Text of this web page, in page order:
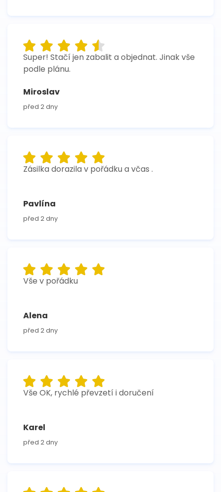
Super! Stačí jen zabalit a objednat. Jinak vše
podle plánu.
Miroslav
před 2 dny
Zásilka dorazila v pořádku a včas .
Pavlína
před 2 dny
Vše v pořádku
Alena
před 2 dny
Vše OK, rychlé převzetí i doručení
Karel
před 2 dny